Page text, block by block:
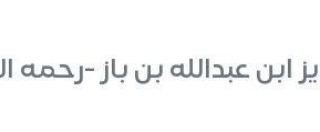
ابن عبدالله بن باز -رحمه